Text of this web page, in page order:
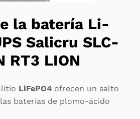
la batería Li-
Salicru SLC-
RT3 LION
litio LiFePO4 ofrecen un salto
baterías de plomo-ácido